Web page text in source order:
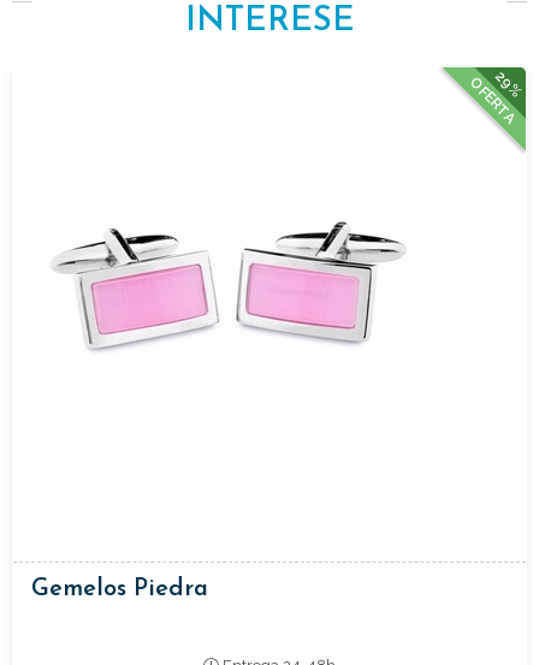
INTERESE
29%
OFERTA
Gemelos Piedra